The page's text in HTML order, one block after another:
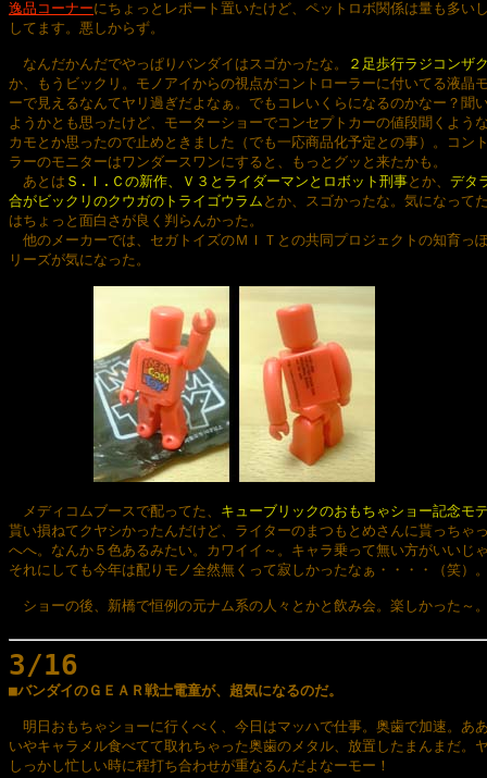
逸品コーナーにちょっとレポート置いたけど、ペットロボ関係は量も多い
してます。悪しからず。
なんだかんだでやっぱりバンダイはスゴかったな。
２足歩行ラジコンザ
か、もうビックリ。モノアイからの視点がコントローラーに付いてる液晶
ーで見えるなんてヤリ過ぎだよなぁ。でもコレいくらになるのかなー？聞
ようかとも思ったけど、モーターショーでコンセプトカーの値段聞くよう
カモとか思ったので止めときました（でも一応商品化予定との事）。コン
ラーのモニターはワンダースワンにすると、もっとグッと来たかも。
あとは Ｓ.Ｉ.Ｃの新作、Ｖ３とライダーマンとロボット刑事とか、 デタ
合がビックリのクウガのトライゴウラム とか、スゴかったな。気になって
はちょっと面白さが良く判らんかった。
他のメーカーでは、セガトイズのＭＩＴとの共同プロジェクトの知育っ
リーズが気になった。
メディコムブースで配ってた、 キューブリックのおもちゃショー記念モ
貰い損ねてクヤシかったんだけど、ライターのまつもとめさんに貰っちゃ
へへ。なんか５色あるみたい。カワイイ～。キャラ乗って無い方がいいじ
それにしても今年は配りモノ全然無くって寂しかったなぁ・・・・（笑）
ショーの後、新橋で恒例の元ナム系の人々とかと飲み会。楽しかった～
3/16
■バンダイのＧＥＡＲ戦士電童が、超気になるのだ。
明日おもちゃショーに行くべく、今日はマッハで仕事。奥歯で加速。あ
いやキャラメル食べてて取れちゃった奥歯のメタル、放置したまんまだ。
しっかし忙しい時に程打ち合わせが重なるんだよなーモー！